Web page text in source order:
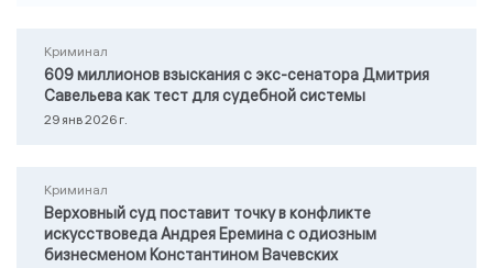
Криминал
609 миллионов взыскания с экс-сенатора Дмитрия
Савельева как тест для судебной системы
29 янв 2026 г.
Криминал
Верховный суд поставит точку в конфликте
искусствоведа Андрея Еремина с одиозным
бизнесменом Константином Вачевских